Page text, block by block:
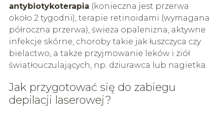
antybiotykoterapia (konieczna jest przerwa
około 2 tygodni), terapie retinoidami (wymagana
półroczna przerwa), świeża opalenizna, aktywne
infekcje skórne, choroby takie jak łuszczyca czy
bielactwo, a także przyjmowanie leków i ziół
światłouczulających, np. dziurawca lub nagietka.
Jak przygotować się do zabiegu
depilacji laserowej?